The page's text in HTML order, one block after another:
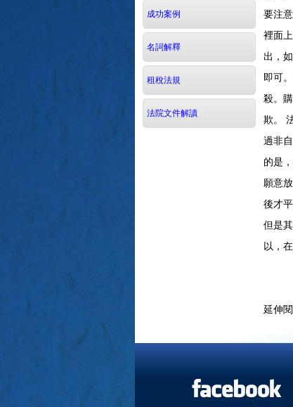
成功案例
名詞解釋
租稅法規
法院文件解讀
要注
裡面
出，
即可
殺。
欺。
過非
的是
願意
後才
但是
以，
延伸